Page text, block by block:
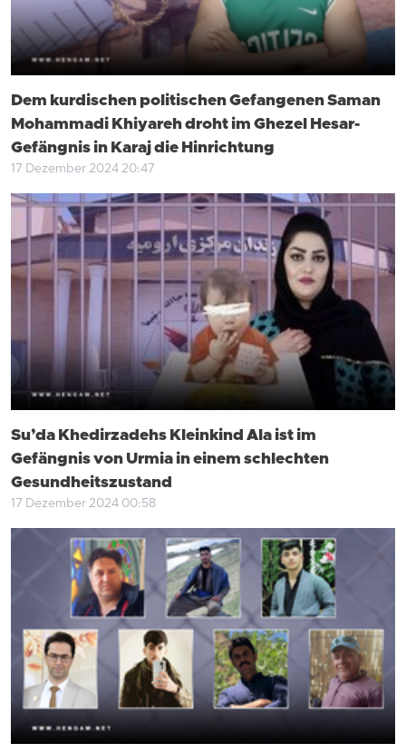
Dem kurdischen politischen Gefangenen Saman
Mohammadi Khiyareh droht im Ghezel Hesar-
Gefängnis in Karaj die Hinrichtung
17 Dezember 2024 20:47
Su’da Khedirzadehs Kleinkind Ala ist im
Gefängnis von Urmia in einem schlechten
Gesundheitszustand
17 Dezember 2024 00:58